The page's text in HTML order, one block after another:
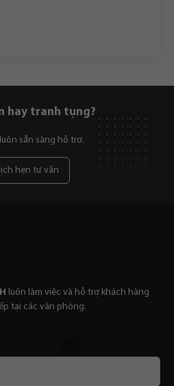
hay tranh tụng?
sẵn sàng hỗ trợ.
hẹn tư vấn
luôn làm viêc và hỗ trợ khách hàng
tại các văn phòng.